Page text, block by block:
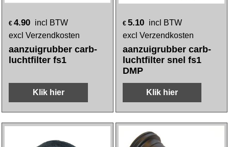
€ 4.90 incl BTW
excl Verzendkosten
aanzuigrubber carb-
luchtfilter fs1
Klik hier
€ 5.10 incl BTW
excl Verzendkosten
aanzuigrubber carb-
luchtfilter snel fs1
DMP
Klik hier